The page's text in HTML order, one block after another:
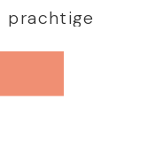
prachtige
wij in
van de